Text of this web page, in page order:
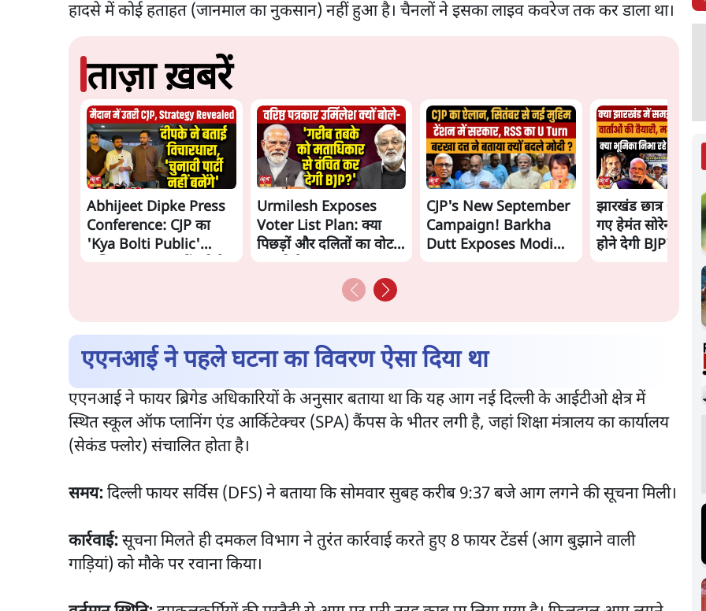
हादसे में कोई हताहत (जानमाल का नुकसान) नहीं हुआ है। चैनलों ने इसका लाइव कवरेज तक कर डाला था।
ताज़ा ख़बरें
Abhijeet Dipke Press
Conference: CJP का
'Kya Bolti Public'
Urmilesh Exposes
Voter List Plan: क्या
पिछड़ों और दलितों का वोट
CJP's New September
Campaign! Barkha
Dutt Exposes Modi
झारखंड छात्र
गए हेमंत सोरेन,
होने देगी BJP?
एएनआई ने पहले घटना का विवरण ऐसा दिया था
एएनआई ने फायर ब्रिगेड अधिकारियों के अनुसार बताया था कि यह आग नई दिल्ली के आईटीओ क्षेत्र में
स्थित स्कूल ऑफ प्लानिंग एंड आर्किटेक्चर (SPA) कैंपस के भीतर लगी है, जहां शिक्षा मंत्रालय का कार्यालय
(सेकंड फ्लोर) संचालित होता है।
समय:दिल्ली फायर सर्विस (DFS) ने बताया कि सोमवार सुबह करीब 9:37 बजे आग लगने की सूचना मिली।
कार्रवाई:सूचना मिलते ही दमकल विभाग ने तुरंत कार्रवाई करते हुए 8 फायर टेंडर्स (आग बुझाने वाली
गाड़ियां) को मौके पर रवाना किया।